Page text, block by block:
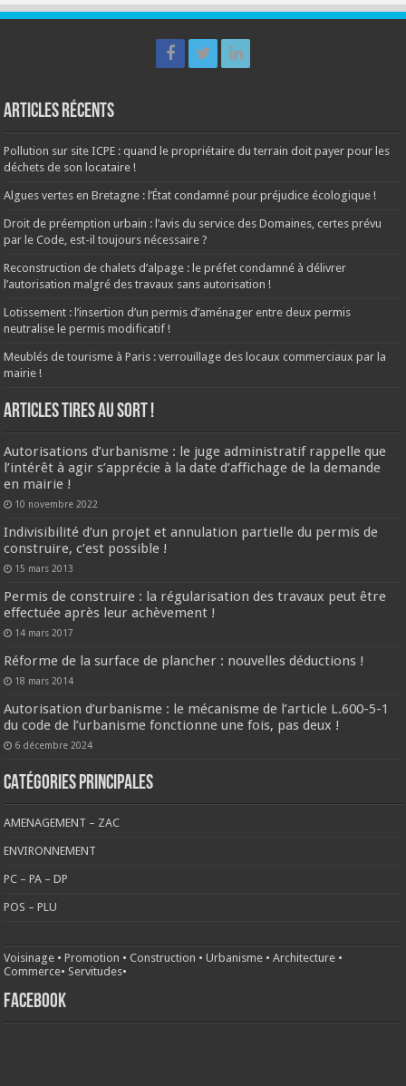
Articles récents
Pollution sur site ICPE : quand le propriétaire du terrain doit payer pour les
déchets de son locataire !
Algues vertes en Bretagne : l’État condamné pour préjudice écologique !
Droit de préemption urbain : l’avis du service des Domaines, certes prévu
par le Code, est-il toujours nécessaire ?
Reconstruction de chalets d’alpage : le préfet condamné à délivrer
l’autorisation malgré des travaux sans autorisation !
Lotissement : l’insertion d’un permis d’aménager entre deux permis
neutralise le permis modificatif !
Meublés de tourisme à Paris : verrouillage des locaux commerciaux par la
mairie !
ARTICLES TIRES AU SORT !
Autorisations d’urbanisme : le juge administratif rappelle que
l’intérêt à agir s’apprécie à la date d’affichage de la demande
en mairie !
10 novembre 2022
Indivisibilité d’un projet et annulation partielle du permis de
construire, c’est possible !
15 mars 2013
Permis de construire : la régularisation des travaux peut être
effectuée après leur achèvement !
14 mars 2017
Réforme de la surface de plancher : nouvelles déductions !
18 mars 2014
Autorisation d’urbanisme : le mécanisme de l’article L.600-5-1
du code de l’urbanisme fonctionne une fois, pas deux !
6 décembre 2024
CATÉGORIES PRINCIPALES
AMENAGEMENT – ZAC
ENVIRONNEMENT
PC – PA – DP
POS – PLU
Voisinage •Promotion •Construction •Urbanisme •Architecture •
Commerce• Servitudes•
FACEBOOK